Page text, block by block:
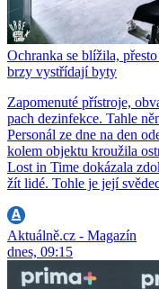
Ochranka se blížila,
brzy vystřídají byty
Zapomenuté přístroje,
pach dezinfekce. Tahle
Personál ze dne na den
kolem objektu kroužila
Lost in Time dokázala
žít lidé. Tohle je její
Aktuálně.cz - Magazín
dnes, 09:15